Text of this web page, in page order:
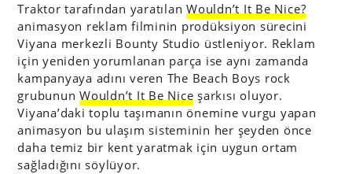
Traktor tarafından yaratılanWouldn’t It Be Nice?
animasyon reklam filminin prodüksiyon sürecini
Viyana merkezli Bounty Studio üstleniyor. Reklam
için yeniden yorumlanan parça ise aynı zamanda
kampanyaya adını veren The Beach Boys rock
grubununWouldn’t It Be Nice şarkısı oluyor.
Viyana’daki toplu taşımanın önemine vurgu yapan
animasyon bu ulaşım sisteminin her şeyden önce
daha temiz bir kent yaratmak için uygun ortam
sağladığını söylüyor.